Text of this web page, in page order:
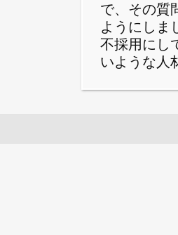
で、その質
ようにしま
不採用にし
いような人